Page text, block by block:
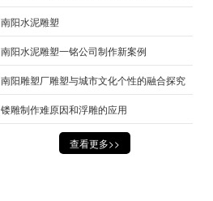
南阳水泥雕塑
南阳水泥雕塑一铭公司制作新案例
南阳雕塑厂雕塑与城市文化个性的融合探究
镂雕制作难原因和浮雕的应用
查看更多>>